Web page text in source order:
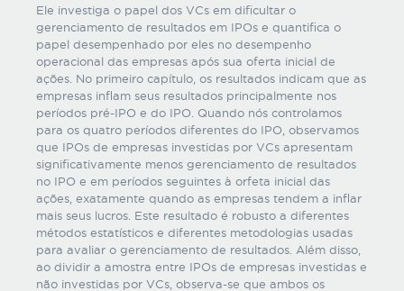
Ele investiga o papel dos VCs em dificultar o
gerenciamento de resultados em IPOs e quantifica o
papel desempenhado por eles no desempenho
operacional das empresas após sua oferta inicial de
ações. No primeiro capítulo, os resultados indicam que as
empresas inflam seus resultados principalmente nos
períodos pré-IPO e do IPO. Quando nós controlamos
para os quatro períodos diferentes do IPO, observamos
que IPOs de empresas investidas por VCs apresentam
significativamente menos gerenciamento de resultados
no IPO e em períodos seguintes à orfeta inicial das
ações, exatamente quando as empresas tendem a inflar
mais seus lucros. Este resultado é robusto a diferentes
métodos estatísticos e diferentes metodologias usadas
para avaliar o gerenciamento de resultados. Além disso,
ao dividir a amostra entre IPOs de empresas investidas e
não investidas por VCs, observa-se que ambos os